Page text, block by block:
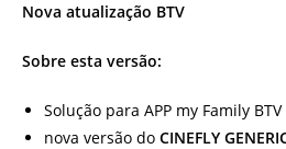
Nova atualização BTV
Sobre esta versão:
Solução para APP my Family BTV
nova versão do CINEFLY